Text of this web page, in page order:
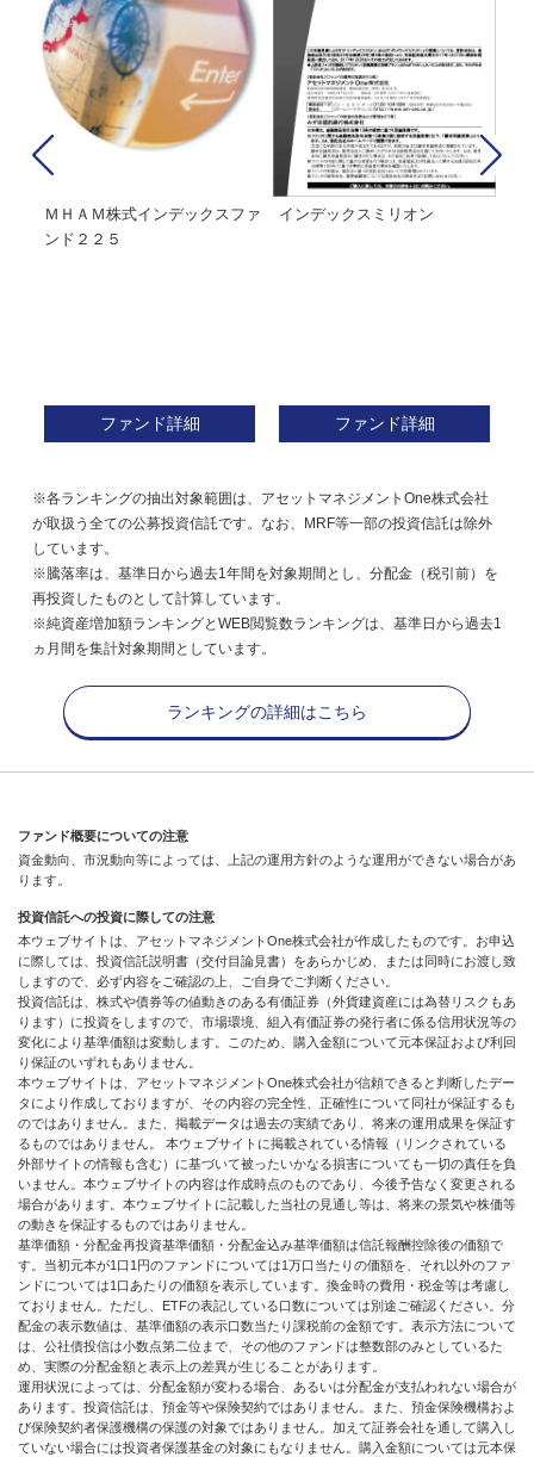
ＭＨＡＭ株式インデックスファ
ンド２２５
ファンド詳細
インデックスミリオン
ファンド詳細
※各ランキングの抽出対象範囲は、アセットマネジメントOne株式会社
が取扱う全ての公募投資信託です。なお、MRF等一部の投資信託は除外
しています。
※騰落率は、基準日から過去1年間を対象期間とし、分配金（税引前）を
再投資したものとして計算しています。
※純資産増加額ランキングとWEB閲覧数ランキングは、基準日から過去1
ヵ月間を集計対象期間としています。
ランキングの詳細はこちら
ファンド概要についての注意
資金動向、市況動向等によっては、上記の運用方針のような運用ができない場合があ
ります。
投資信託への投資に際しての注意
本ウェブサイトは、アセットマネジメントOne株式会社が作成したものです。お申込
に際しては、投資信託説明書（交付目論見書）をあらかじめ、または同時にお渡し致
しますので、必ず内容をご確認の上、ご自身でご判断ください。
投資信託は、株式や債券等の値動きのある有価証券（外貨建資産には為替リスクもあ
ります）に投資をしますので、市場環境、組入有価証券の発行者に係る信用状況等の
変化により基準価額は変動します。このため、購入金額について元本保証および利回
り保証のいずれもありません。
本ウェブサイトは、アセットマネジメントOne株式会社が信頼できると判断したデー
タにより作成しておりますが、その内容の完全性、正確性について同社が保証するも
のではありません。また、掲載データは過去の実績であり、将来の運用成果を保証す
るものではありません。 本ウェブサイトに掲載されている情報（リンクされている
外部サイトの情報も含む）に基づいて被ったいかなる損害についても一切の責任を負
いません。本ウェブサイトの内容は作成時点のものであり、今後予告なく変更される
場合があります。本ウェブサイトに記載した当社の見通し等は、将来の景気や株価等
の動きを保証するものではありません。
基準価額・分配金再投資基準価額・分配金込み基準価額は信託報酬控除後の価額で
す。当初元本が1口1円のファンドについては1万口当たりの価額を、それ以外のファ
ンドについては1口あたりの価額を表示しています。換金時の費用・税金等は考慮し
ておりません。ただし、ETFの表記している口数については別途ご確認ください。分
配金の表示数値は、基準価額の表示口数当たり課税前の金額です。表示方法について
は、公社債投信は小数点第二位まで、その他のファンドは整数部のみとしているた
め、実際の分配金額と表示上の差異が生じることがあります。
運用状況によっては、分配金額が変わる場合、あるいは分配金が支払われない場合が
あります。投資信託は、預金等や保険契約ではありません。また、預金保険機構およ
び保険契約者保護機構の保護の対象ではありません。加えて証券会社を通して購入し
ていない場合には投資者保護基金の対象にもなりません。購入金額については元本保